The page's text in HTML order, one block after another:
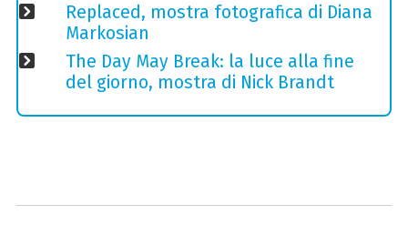
Replaced, mostra fotografica di Diana
Markosian
The Day May Break: la luce alla fine
del giorno, mostra di Nick Brandt